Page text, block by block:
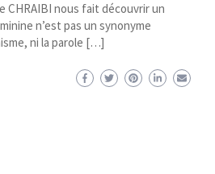
CHRAIBI nous fait découvrir un
n’est pas un synonyme
ni la parole […]